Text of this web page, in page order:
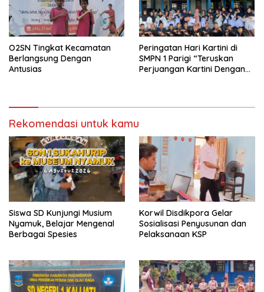
O2SN Tingkat Kecamatan
Berlangsung Dengan
Antusias
Peringatan Hari Kartini di
SMPN 1 Parigi “Teruskan
Perjuangan Kartini Dengan
Rekomendasi untuk kamu
Siswa SD Kunjungi Musium
Nyamuk, Belajar Mengenal
Berbagai Spesies
Korwil Disdikpora Gelar
Sosialisasi Penyusunan dan
Pelaksanaan KSP